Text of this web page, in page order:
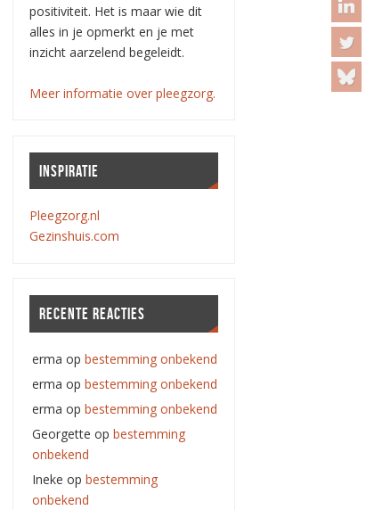
positiviteit. Het is maar wie dit
alles in je opmerkt en je met
inzicht aarzelend begeleidt.
Meer informatie over pleegzorg.
INSPIRATIE
Pleegzorg.nl
Gezinshuis.com
RECENTE REACTIES
erma opbestemming onbekend
erma opbestemming onbekend
erma opbestemming onbekend
Georgette opbestemming
onbekend
Ineke opbestemming
onbekend